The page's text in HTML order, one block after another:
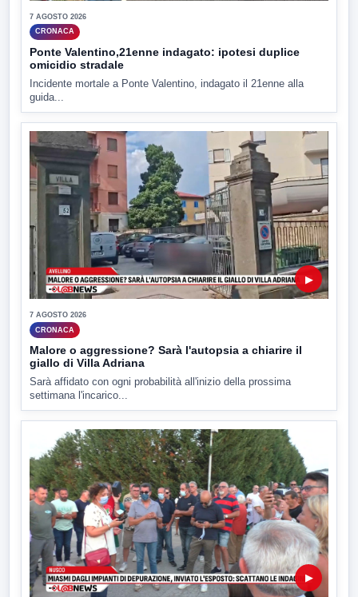
7 AGOSTO 2026
CRONACA
Ponte Valentino,21enne indagato: ipotesi duplice
omicidio stradale
Incidente mortale a Ponte Valentino, indagato il 21enne alla
guida...
▶
7 AGOSTO 2026
CRONACA
Malore o aggressione? Sarà l'autopsia a chiarire il
giallo di Villa Adriana
Sarà affidato con ogni probabilità all'inizio della prossima
settimana l'incarico...
▶